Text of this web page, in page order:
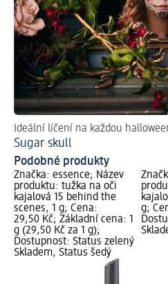
Ideální líčení na každou
Sugar skull
Podobné produkty
Značka: essence; Název
produktu: tužka na oči
kajalová 15 behind the
scenes, 1 g; Cena:
29,50 Kč; Základní cena: 1
g (29,50 Kč za 1 g);
Dostupnost: Status zelený
Skladem, Status šedý
g;